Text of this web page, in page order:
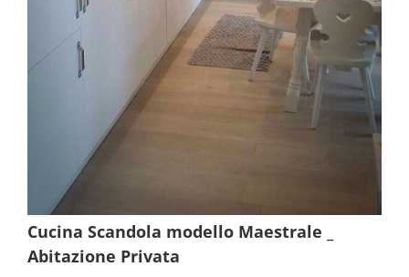
Cucina Scandola modello Maestrale _
Abitazione Privata